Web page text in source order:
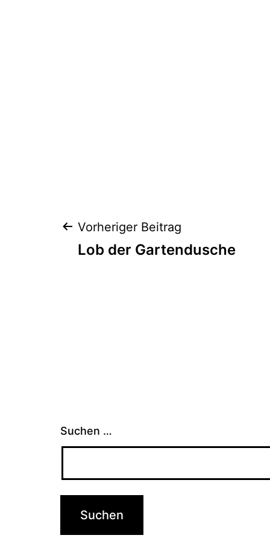
Vorheriger Beitrag
Lob der Gartendusche
Suchen …